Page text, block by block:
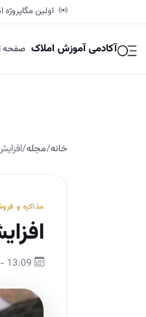
اولین
آکادمی آموزش املاک صفحه
خانه/مجله/
مذاکره و